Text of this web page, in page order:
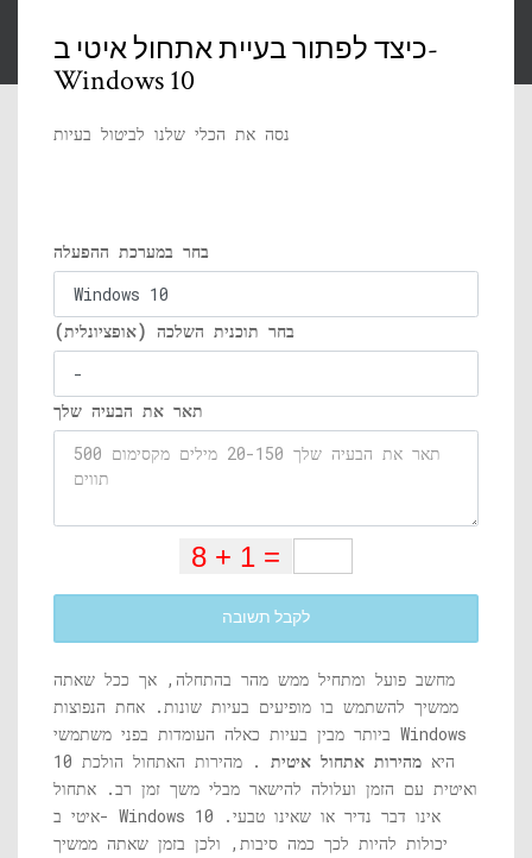
כיצד לפתור בעיית אתחול איטי ב-
Windows 10
נסה את הכלי שלנו לביטול בעיות
בחר במערכת ההפעלה
בחר תוכנית השלכה (אופציונלית)
תאר את הבעיה שלך
לקבל תשובה
מחשב פועל ומתחיל ממש מהר בהתחלה, אך ככל שאתה
ממשיך להשתמש בו מופיעים בעיות שונות. אחת הנפוצות
ביותר מבין בעיות כאלה העומדות בפני משתמשי Windows
10 היא מהירות אתחול איטית . מהירות האתחול הולכת
ואיטית עם הזמן ועלולה להישאר מבלי משך זמן רב. אתחול
איטי ב- Windows 10 אינו דבר נדיר או שאינו טבעי.
יכולות להיות לכך כמה סיבות, ולכן בזמן שאתה ממשיך